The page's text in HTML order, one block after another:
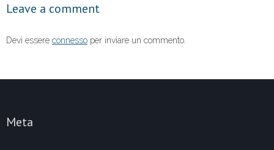
k
Leave a comment
Devi essere connesso per inviare un commento.
Meta